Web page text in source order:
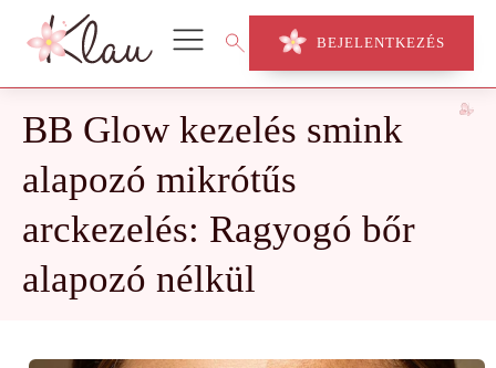
BEJELENTKEZÉS
BB Glow kezelés smink
alapozó mikrótűs
arckezelés: Ragyogó bőr
alapozó nélkül